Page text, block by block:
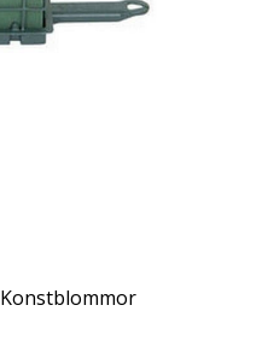
Konstblommor